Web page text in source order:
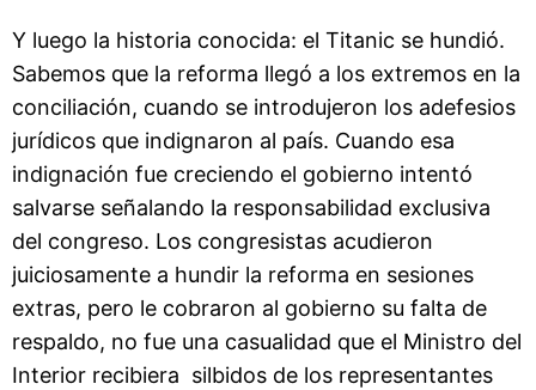
Y luego la historia conocida: el Titanic se hundió.
Sabemos que la reforma llegó a los extremos en la
conciliación, cuando se introdujeron los adefesios
jurídicos que indignaron al país. Cuando esa
indignación fue creciendo el gobierno intentó
salvarse señalando la responsabilidad exclusiva
del congreso. Los congresistas acudieron
juiciosamente a hundir la reforma en sesiones
extras, pero le cobraron al gobierno su falta de
respaldo, no fue una casualidad que el Ministro del
Interior recibiera silbidos de los representantes